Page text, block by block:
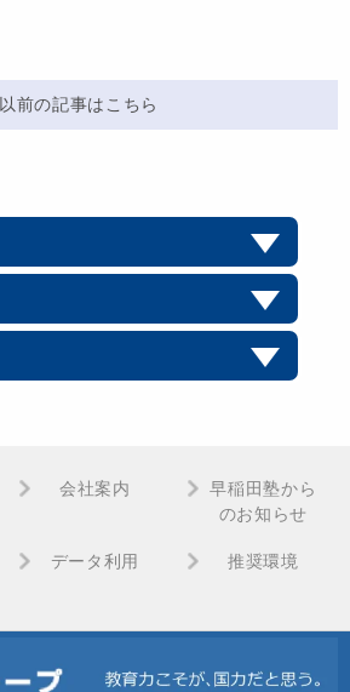
以前の記事はこちら
会社案内
早稲田塾から
のお知らせ
データ利用 推奨環境